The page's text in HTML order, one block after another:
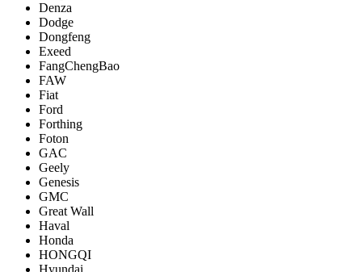
Denza
Dodge
Dongfeng
Exeed
FangChengBao
FAW
Fiat
Ford
Forthing
Foton
GAC
Geely
Genesis
GMC
Great Wall
Haval
Honda
HONGQI
Hyundai